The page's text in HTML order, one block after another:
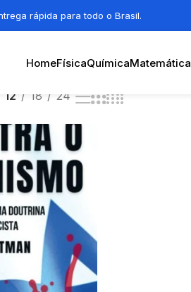
rápida para todo o Brasil.
HomeFísicaQuímicaMatemática
12 18 24